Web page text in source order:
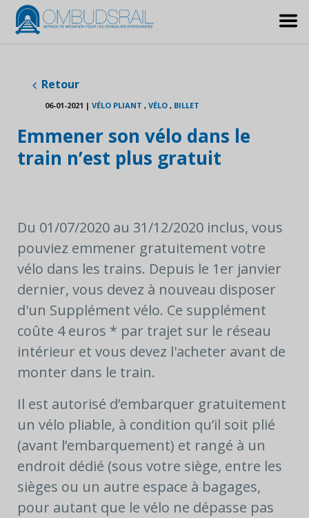
Retour
06-01-2021 | VÉLO PLIANT , VÉLO , BILLET
Emmener son vélo dans le
train n’est plus gratuit
Du 01/07/2020 au 31/12/2020 inclus, vous
pouviez emmener gratuitement votre
vélo dans les trains. Depuis le 1er janvier
dernier, vous devez à nouveau disposer
d'un Supplément vélo. Ce supplément
coûte 4 euros * par trajet sur le réseau
intérieur et vous devez l'acheter avant de
monter dans le train.
Il est autorisé d’embarquer gratuitement
un vélo pliable, à condition qu’il soit plié
(avant l’embarquement) et rangé à un
endroit dédié (sous votre siège, entre les
sièges ou un autre espace à bagages,
pour autant que le vélo ne dépasse pas